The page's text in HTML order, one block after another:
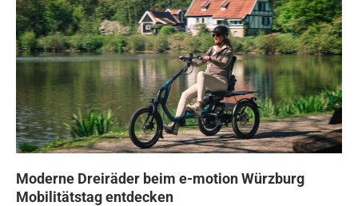
Moderne Dreiräder beim e-motion Würzburg
Mobilitätstag entdecken